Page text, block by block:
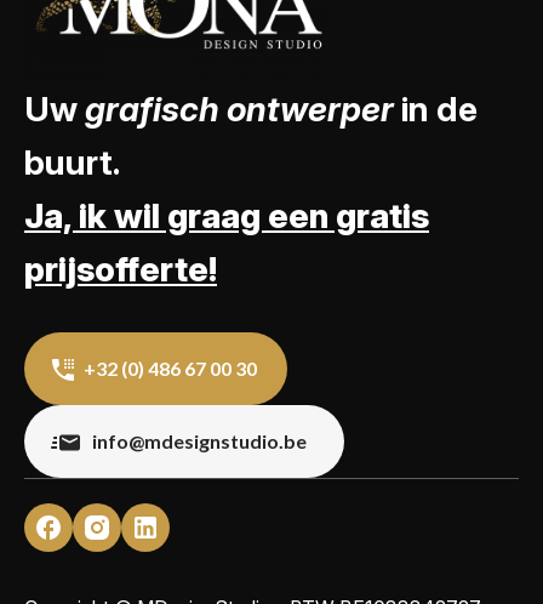
Uwgrafisch ontwerperin de
buurt.
Ja, ik wil graag een gratis
prijsofferte!
+32 (0) 486 67 00 30
info@mdesignstudio.be